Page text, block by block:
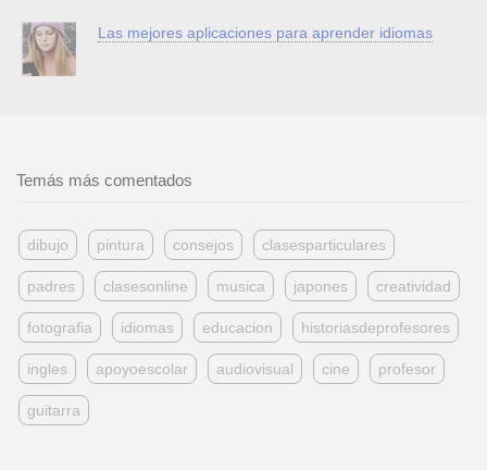
Las mejores aplicaciones para aprender idiomas
Temás más comentados
dibujo pintura consejos clasesparticulares
padres clasesonline musica japones creatividad
fotografia idiomas educacion historiasdeprofesores
ingles apoyoescolar audiovisual cine profesor
guitarra